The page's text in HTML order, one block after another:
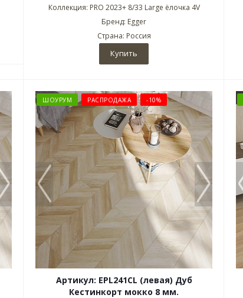
Коллекция: PRO 2023+ 8/33 Large ёлочка 4V
Бренд: Egger
Страна: Россия
Купить
ШОУРУМ РАСПРОДАЖА -10%
Артикул: EPL241CL (левая) Дуб
Кестинкорт мокко 8 мм.